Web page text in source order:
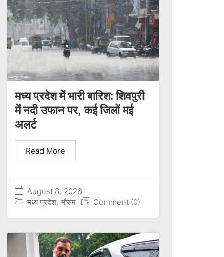
मध्य प्रदेश में भारी बारिश: शिवपुरी
में नदी उफान पर, कई जिलों मई
अलर्ट
August 8, 2026
मध्य प्रदेश, मौसम Comment (0)
Read More